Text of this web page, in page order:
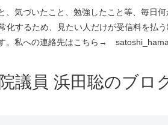
気づいたこと、勉強したこと等、毎日
するため、見たい人だけが受信料を払
。私への連絡先はこちら→
議員 浜田聡のブロ